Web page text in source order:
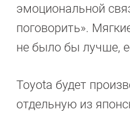
эмоциональной
поговорить».
не было бы лучше,
Toyota будет
отдельную из